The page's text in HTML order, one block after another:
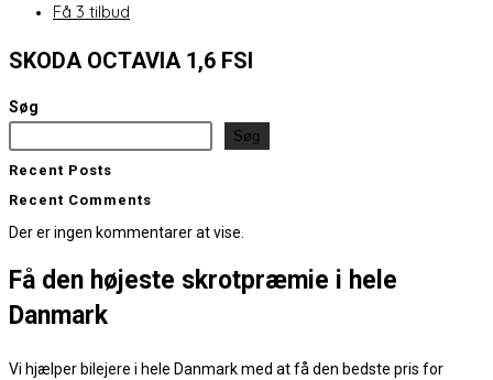
Få 3 tilbud
SKODA OCTAVIA 1,6 FSI
Søg
Søg
Recent Posts
Recent Comments
Der er ingen kommentarer at vise.
Få den højeste skrotpræmie i hele
Danmark
Vi hjælper bilejere i hele Danmark med at få den bedste pris for